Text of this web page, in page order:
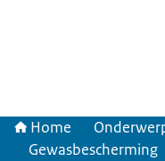
Home
Gewasbescherming